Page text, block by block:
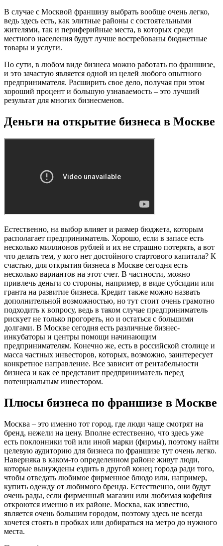
В случае с Москвой франшизу выбрать вообще очень легко,
ведь здесь есть, как элитные районы с состоятельными
жителями, так и периферийные места, в которых среди
местного населения будут лучше востребованы бюджетные
товары и услуги.
По сути, в любом виде бизнеса можно работать по франшизе,
и это зачастую является одной из целей любого опытного
предпринимателя. Расширить свое дело, получая при этом
хороший процент и большую узнаваемость – это лучший
результат для многих бизнесменов.
Деньги на открытие бизнеса в Москве
Естественно, на выбор влияет и размер бюджета, которым
располагает предприниматель. Хорошо, если в запасе есть
несколько миллионов рублей и их не страшно потерять, а вот
что делать тем, у кого нет достойного стартового капитала? К
счастью, для открытия бизнеса в Москве сегодня есть
несколько вариантов на этот счет. В частности, можно
привлечь деньги со стороны, например, в виде субсидии или
гранта на развитие бизнеса. Кредит также можно назвать
дополнительной возможностью, но тут стоит очень грамотно
подходить к вопросу, ведь в таком случае предприниматель
рискует не только прогореть, но и остаться с большими
долгами. В Москве сегодня есть различные бизнес-
инкубаторы и центры помощи начинающим
предпринимателям. Конечно же, есть в российской столице и
масса частных инвесторов, которых, возможно, заинтересует
конкретное направление. Все зависит от рентабельности
бизнеса и как ее представит предприниматель перед
потенциальным инвестором.
Плюсы бизнеса по франшизе в Москве
Москва – это именно тот город, где люди чаще смотрят на
бренд, нежели на цену. Вполне естественно, что здесь уже
есть поклонники той или иной марки (фирмы), поэтому найти
целевую аудиторию для бизнеса по франшизе тут очень легко.
Наверняка в каком-то определенном районе живут люди,
которые вынуждены ездить в другой конец города ради того,
чтобы отведать любимое фирменное блюдо или, например,
купить одежду от любимого бренда. Естественно, они будут
очень рады, если фирменный магазин или любимая кофейня
откроются именно в их районе. Москва, как известно,
является очень большим городом, поэтому здесь не всегда
хочется стоять в пробках или добираться на метро до нужного
места.